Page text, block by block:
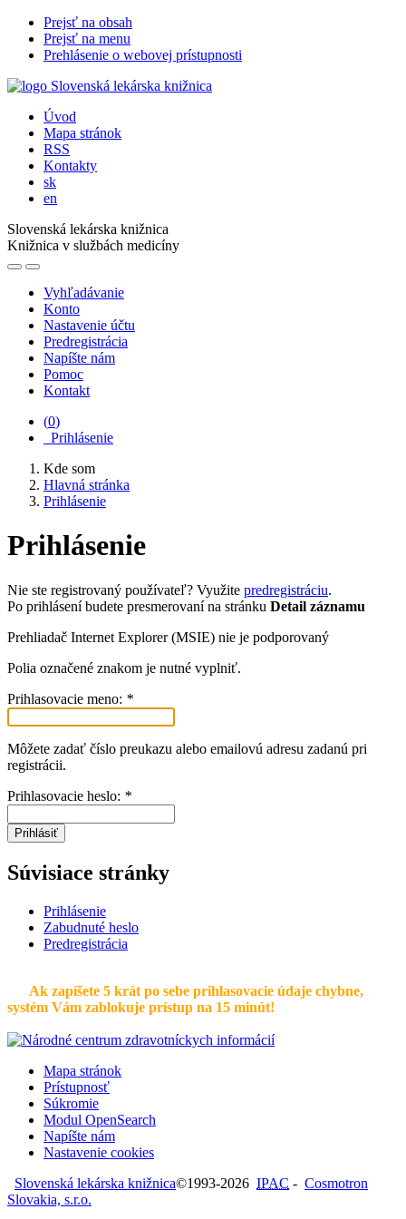
Prejsť na obsah
Prejsť na menu
Prehlásenie o webovej prístupnosti
Úvod
Mapa stránok
RSS
Kontakty
sk
en
Slovenská lekárska knižnica
Knižnica v službách medicíny
Vyhľadávanie
Konto
Nastavenie účtu
Predregistrácia
Napíšte nám
Pomoc
Kontakt
(0)
Prihlásenie
Kde som
Hlavná stránka
Prihlásenie
Prihlásenie
Nie ste registrovaný používateľ? Využite predregistráciu.
Po prihlásení budete presmerovaní na stránku Detail záznamu
Prehliadač Internet Explorer (MSIE) nie je podporovaný
Polia označené znakom je nutné vyplniť.
Prihlasovacie meno: *
Môžete zadať číslo preukazu alebo emailovú adresu zadanú pri
registrácii.
Prihlasovacie heslo: *
Prihlásiť
Súvisiace stránky
Prihlásenie
Zabudnuté heslo
Predregistrácia
Ak zapíšete 5 krát po sebe prihlasovacie údaje chybne,
systém Vám zablokuje prístup na 15 minút!
Mapa stránok
Prístupnosť
Súkromie
Modul OpenSearch
Napíšte nám
Nastavenie cookies
Slovenská lekárska knižnica©1993-2026 IPAC - Cosmotron
Slovakia, s.r.o.